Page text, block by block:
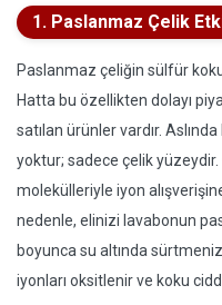
1. Paslanmaz Çelik
Paslanmaz çeliğin sülfür
Hatta bu özellikten dolayı
satılan ürünler vardır.
yoktur; sadece çelik
molekülleriyle iyon
nedenle, elinizi lavabonun
boyunca su altında
iyonları oksitlenir ve koku